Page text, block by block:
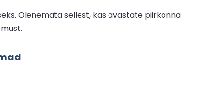
Olenemata sellest, kas avastate piirkonna